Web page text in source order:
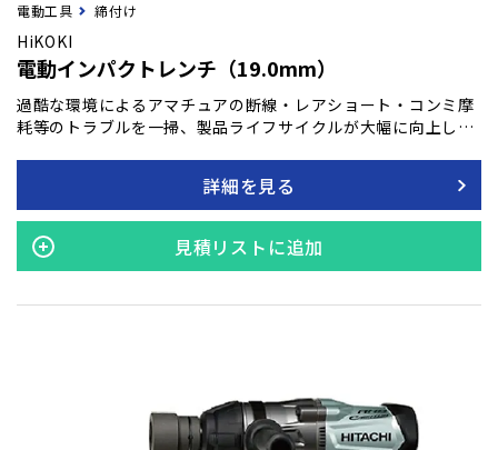
電動工具 締付け
HiKOKI
電動インパクトレンチ（19.0mm）
過酷な環境によるアマチュアの断線・レアショート・コンミ摩
耗等のトラブルを一掃、製品ライフサイクルが大幅に向上しま
す。 独自の小形・高効率インバータ回路によりエンジン発電機
での使用も可能です。
詳細を見る
見積リストに追加